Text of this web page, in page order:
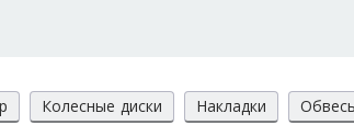
Колесные диски Накладки